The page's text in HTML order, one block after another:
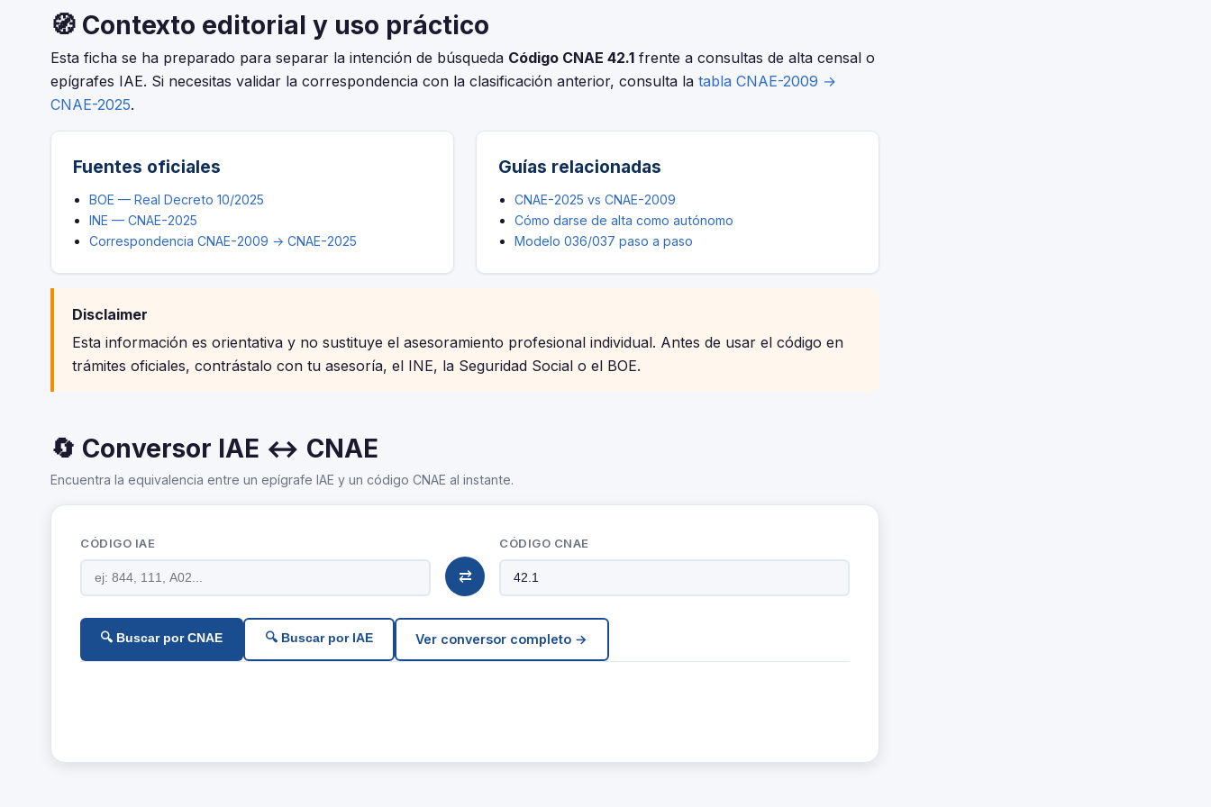
🧭 Contexto editorial y uso práctico
Esta ficha se ha preparado para separar la intención de búsqueda Código CNAE 42.1 frente a consultas de alta censal o
epígrafes IAE. Si necesitas validar la correspondencia con la clasificación anterior, consulta la tabla CNAE-2009 →
CNAE-2025.
Fuentes oficiales
BOE — Real Decreto 10/2025
INE — CNAE-2025
Correspondencia CNAE-2009 → CNAE-2025
Guías relacionadas
CNAE-2025 vs CNAE-2009
Cómo darse de alta como autónomo
Modelo 036/037 paso a paso
Disclaimer
Esta información es orientativa y no sustituye el asesoramiento profesional individual. Antes de usar el código en
trámites oficiales, contrástalo con tu asesoría, el INE, la Seguridad Social o el BOE.
🔄 Conversor IAE ↔ CNAE
Encuentra la equivalencia entre un epígrafe IAE y un código CNAE al instante.
CÓDIGO IAE
⇄
CÓDIGO CNAE
🔍 Buscar por CNAE 🔍 Buscar por IAE Ver conversor completo →